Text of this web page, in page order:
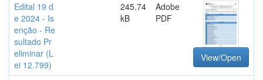
Edital 19 d
e 2024 - Is
enção - Re
sultado Pr
eliminar (L
ei 12.799)
245.74
kB
Adobe
PDF
View/Open